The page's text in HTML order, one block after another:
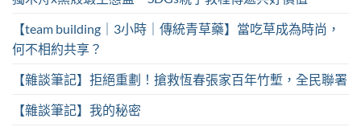
【team building｜3小時｜傳統青草藥】當吃草成為時尚，
何不相約共享？
【雜談筆記】拒絕重劃！搶救恆春張家百年竹塹，全民聯署
【雜談筆記】我的秘密